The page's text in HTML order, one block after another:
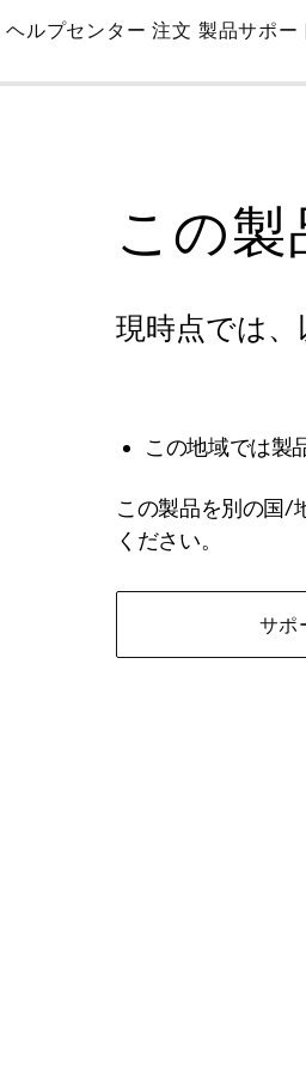
Skip
Main
ヘルプセンター 注文 製品サポー
この
現時点では
この地域では製
この製品を別の国/
ください。
サポ